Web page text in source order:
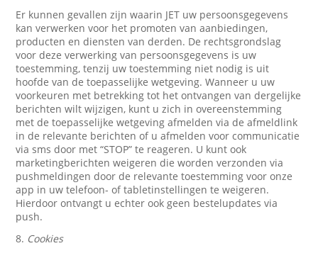
Er kunnen gevallen zijn waarin JET uw persoonsgegevens
kan verwerken voor het promoten van aanbiedingen,
producten en diensten van derden. De rechtsgrondslag
voor deze verwerking van persoonsgegevens is uw
toestemming, tenzij uw toestemming niet nodig is uit
hoofde van de toepasselijke wetgeving. Wanneer u uw
voorkeuren met betrekking tot het ontvangen van dergelijke
berichten wilt wijzigen, kunt u zich in overeenstemming
met de toepasselijke wetgeving afmelden via de afmeldlink
in de relevante berichten of u afmelden voor communicatie
via sms door met “STOP” te reageren. U kunt ook
marketingberichten weigeren die worden verzonden via
pushmeldingen door de relevante toestemming voor onze
app in uw telefoon- of tabletinstellingen te weigeren.
Hierdoor ontvangt u echter ook geen bestelupdates via
push.
8. Cookies